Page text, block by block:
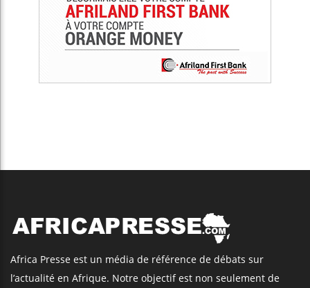
Africa Presse est un média de référence de débats sur
l’actualité en Afrique. Notre objectif est non seulement de